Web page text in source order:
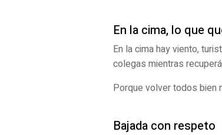
En la cima, lo que
En la cima hay viento,
colegas mientras
Porque volver todos bien
Bajada con respeto